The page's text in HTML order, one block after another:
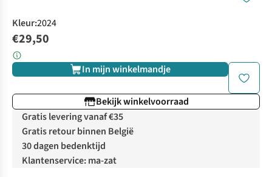
Kleur:2024
€29,50
In mijn winkelmandje
Bekijk winkelvoorraad
Gratis levering vanaf €35
Gratis retour binnen België
30 dagen bedenktijd
Klantenservice: ma-zat